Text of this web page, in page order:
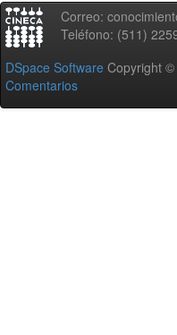
Correo:
Teléfono: (511)
DSpace Software Copyright
Comentarios